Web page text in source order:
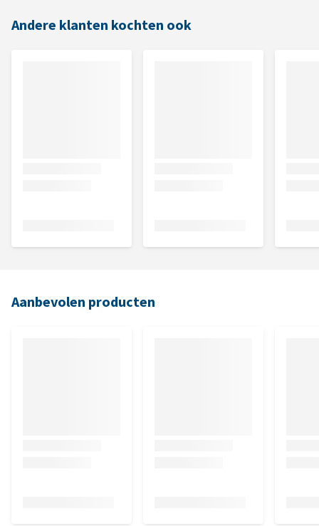
Andere klanten kochten ook
Aanbevolen producten